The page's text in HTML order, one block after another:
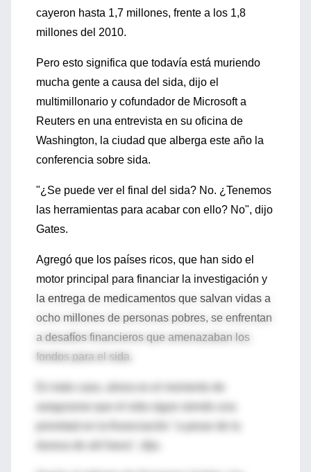
cayeron hasta 1,7 millones, frente a los 1,8
millones del 2010.
Pero esto significa que todavía está muriendo
mucha gente a causa del sida, dijo el
multimillonario y cofundador de Microsoft a
Reuters en una entrevista en su oficina de
Washington, la ciudad que alberga este año la
conferencia sobre sida.
"¿Se puede ver el final del sida? No. ¿Tenemos
las herramientas para acabar con ello? No", dijo
Gates.
Agregó que los países ricos, que han sido el
motor principal para financiar la investigación y
la entrega de medicamentos que salvan vidas a
ocho millones de personas pobres, se enfrentan
a desafíos financieros que amenazaban los
fondos para el sida.
asegurarse que el sida sigue siendo una